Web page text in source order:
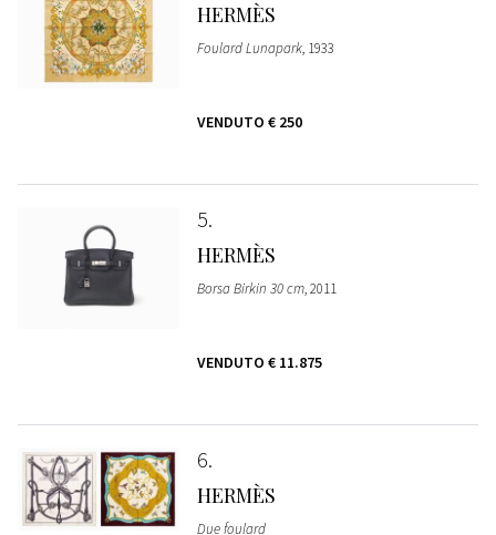
HERMÈS
Foulard Lunapark, 1933
VENDUTO € 250
5
HERMÈS
Borsa Birkin 30 cm, 2011
VENDUTO € 11.875
6
HERMÈS
Due foulard